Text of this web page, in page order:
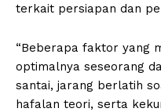
terkait persiapan dan
“Beberapa faktor yang
optimalnya seseorang
santai, jarang berlatih
hafalan teori, serta